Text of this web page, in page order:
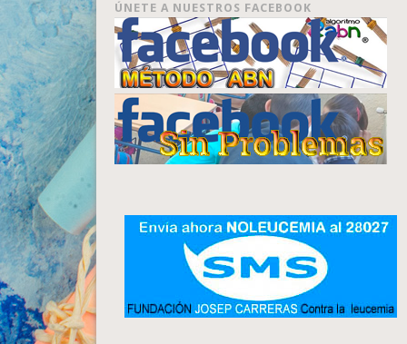
ÚNETE A NUESTROS FACEBOOK